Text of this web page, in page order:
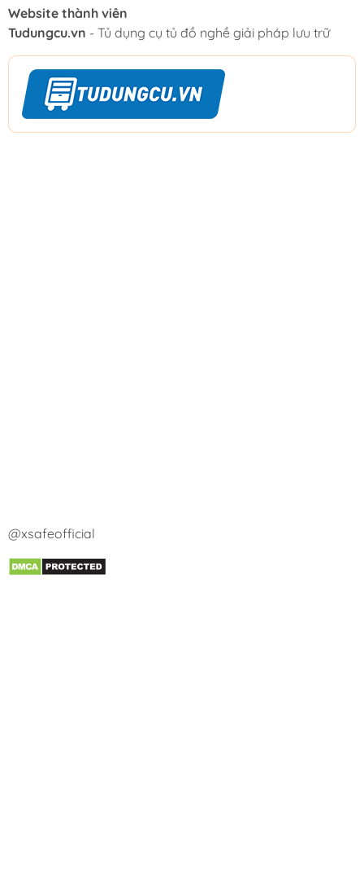
Website thành viên
Tudungcu.vn - Tủ dụng cụ tủ đồ nghề giải pháp lưu trữ
@xsafeofficial